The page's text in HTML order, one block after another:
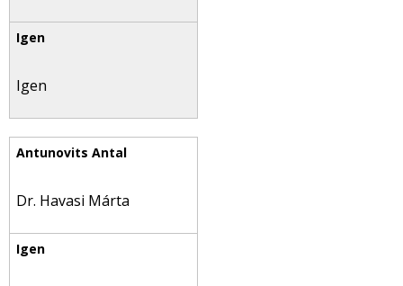
Igen
Dr. Havasi Márta